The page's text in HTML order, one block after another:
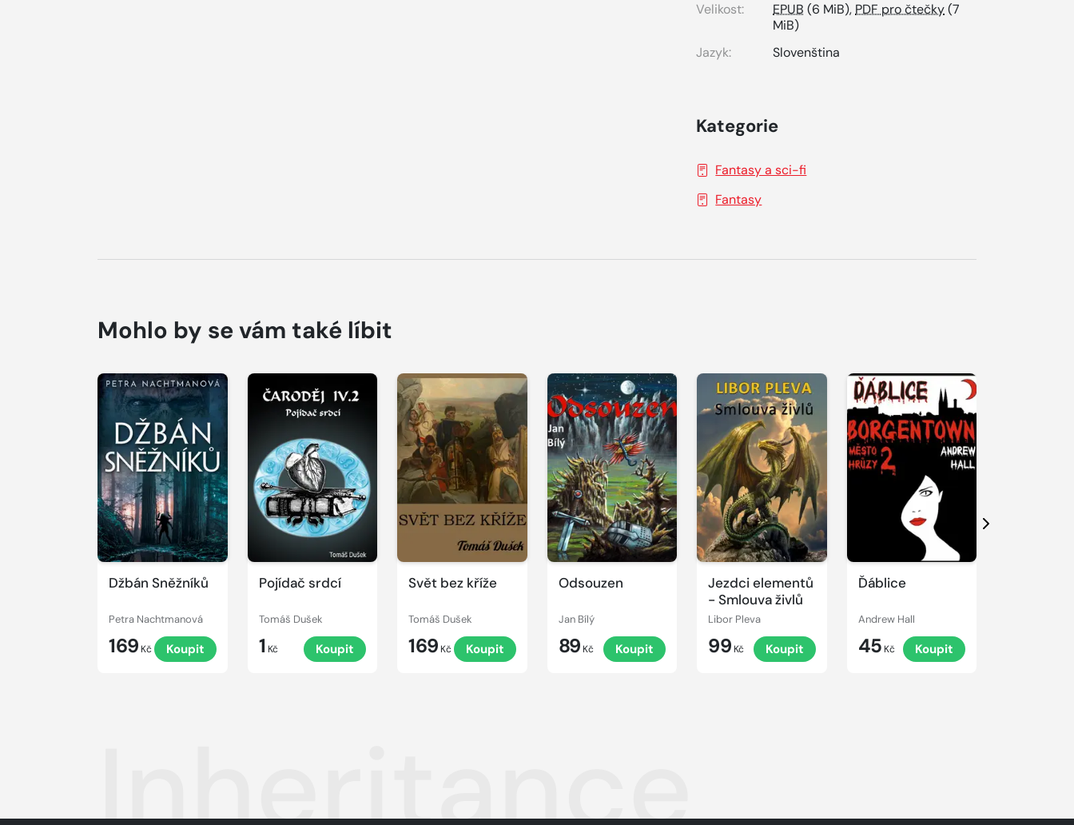
Velikost:
EPUB (6 MiB), PDF pro čtečky(7
MiB)
Jazyk:
Slovenština
Kategorie
Fantasy a sci-fi
Fantasy
Mohlo by se vám také líbit
Džbán Sněžníků
Petra Nachtmanová
169 Kč Koupit
Pojídač srdcí
Tomáš Dušek
1 Kč Koupit
Svět bez kříže
Tomáš Dušek
169 Kč Koupit
Odsouzen
Jan Bílý
89 Kč Koupit
Jezdci elementů
- Smlouva živlů
Libor Pleva
99 Kč Koupit
Ďáblice
Andrew Hall
45 Kč Koupit
Další
Inheritance